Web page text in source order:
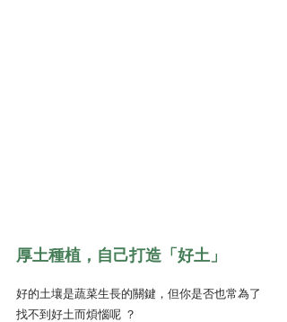
厚土種植，自己打造「好土」
好的土壤是蔬菜生長的關鍵，但你是否也常為了
找不到好土而煩惱呢 ？